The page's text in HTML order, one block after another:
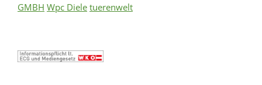
GMBH Wpc Diele tuerenwelt